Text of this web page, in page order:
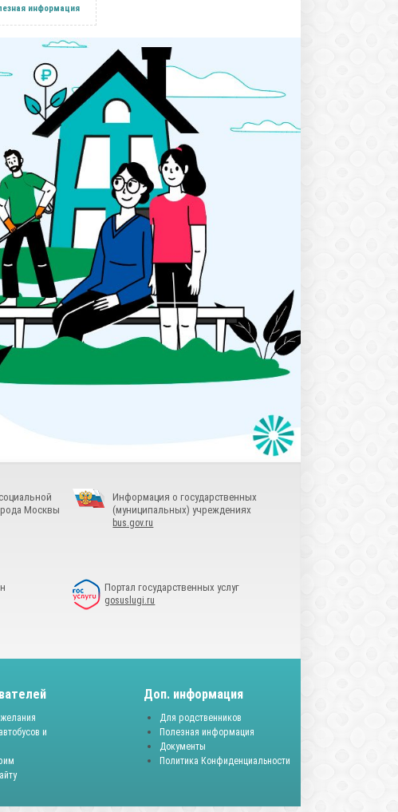
информация
Москвы
Информация о государственных
(муниципальных) учреждениях
bus.gov.ru
Портал государственных услуг
gosuslugi.ru
и
Доп. информация
Для родственников
Полезная информация
Документы
Политика Конфиденциальности